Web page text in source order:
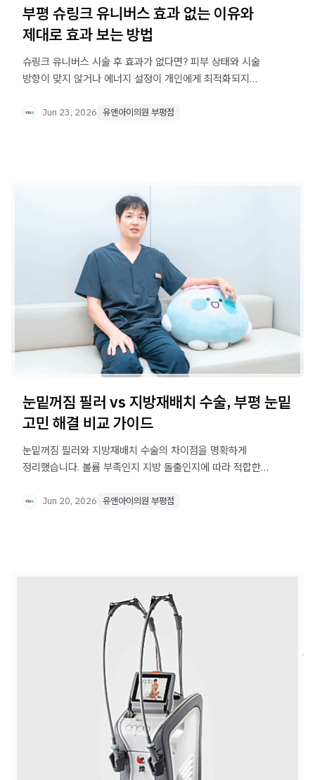
부평 슈링크 유니버스 효과 없는 이유와
제대로 효과 보는 방법
슈링크 유니버스 시술 후 효과가 없다면? 피부 상태와 시술
방향이 맞지 않거나 에너지 설정이 개인에게 최적화되지
위한 진단·시술·관리 기준을 확인하세요.
Jun 23, 2026 유앤아이의원 부평점
눈밑꺼짐 필러 vs 지방재배치 수술, 부평 눈밑
고민 해결 비교 가이드
눈밑꺼짐 필러와 지방재배치 수술의 차이점을 명확하게
정리했습니다. 볼륨 부족인지 지방 돌출인지에 따라 적합한
한번에 확인하세요.
Jun 20, 2026 유앤아이의원 부평점